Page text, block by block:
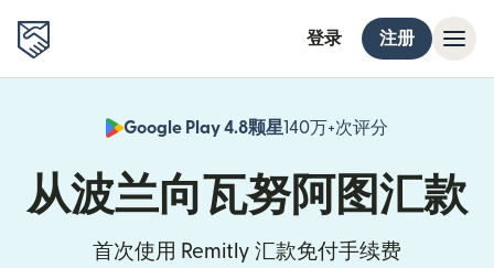
登录 注册
Google Play 4.8颗星140万+次评分
从波兰向瓦努阿图汇款
首次使用 Remitly 汇款免付手续费